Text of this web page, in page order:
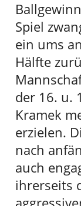
Spiel
ein ums
Hälfte
der 16. u.
Kramek
erzielen.
nach
auch
ihrerseits